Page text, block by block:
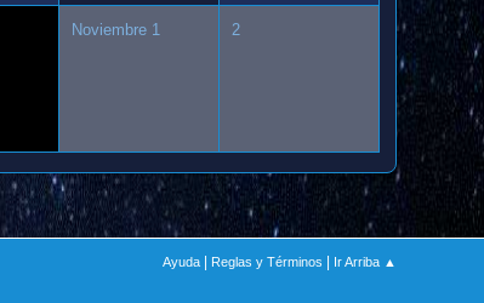
Noviembre 1 2
Ayuda Reglas y Términos Ir Arriba ▲